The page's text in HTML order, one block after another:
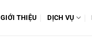
GIỚI THIỆU DỊCH VỤ